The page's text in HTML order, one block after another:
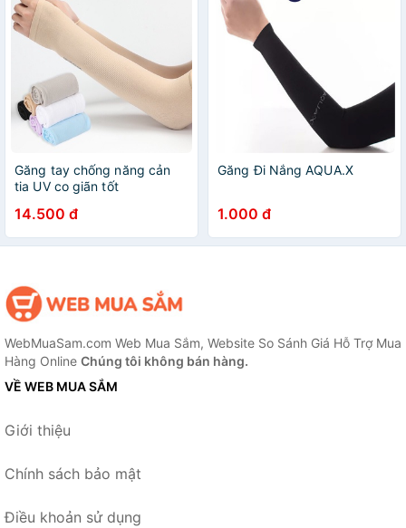
Găng tay chống năng cản
tia UV co giãn tốt
14.500 đ
Găng Đi Nắng AQUA.X
1.000 đ
WebMuaSam.com Web Mua Sắm, Website So Sánh Giá Hỗ Trợ Mua
Hàng Online Chúng tôi không bán hàng.
VỀ WEB MUA SẮM
Giới thiệu
Chính sách bảo mật
Điều khoản sử dụng